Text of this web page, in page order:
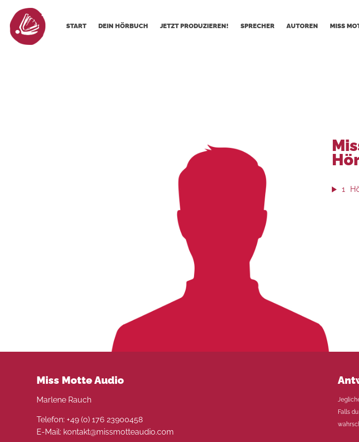
START DEIN HÖRBUCH JETZT PRODUZIEREN! SPRECHER AUTOREN MISS
1
Miss Motte Audio
Marlene Rauch
Telefon: +49 (0) 176 23900458
E-Mail: kontakt@missmotteaudio.com
Falls